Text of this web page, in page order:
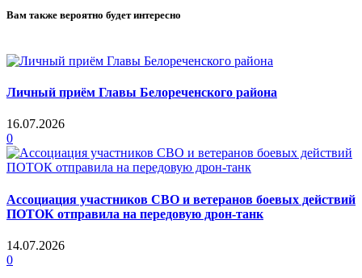
Вам также вероятно будет интересно
Личный приём Главы Белореченского района
16.07.2026
0
Ассоциация участников СВО и ветеранов боевых действий
ПОТОК отправила на передовую дрон-танк
14.07.2026
0